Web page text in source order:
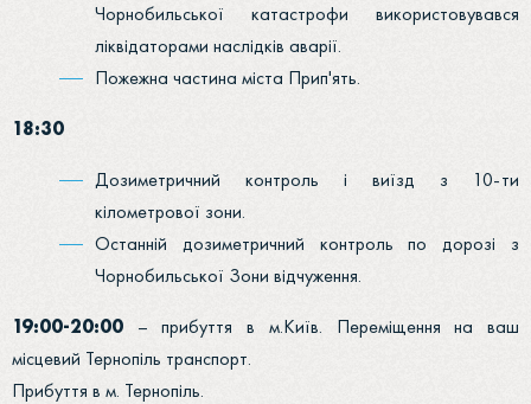
Чорнобильської катастрофи використовувався
ліквідаторами наслідків аварії.
Пожежна частина міста Прип'ять.
18:30
Дозиметричний контроль і виїзд з 10-ти
кілометрової зони.
Останній дозиметричний контроль по дорозі з
Чорнобильської Зони відчуження.
19:00-20:00 – прибуття в м.Київ. Переміщення на ваш
місцевий Тернопіль транспорт.
Прибуття в м. Тернопіль.